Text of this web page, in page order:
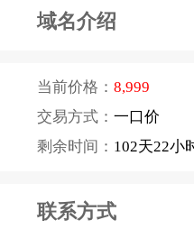
域名介绍
当前价格： 8,999
交易方式： 一口价
剩余时间： 102天22小
联系方式